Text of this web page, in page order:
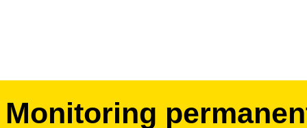
Monitoring